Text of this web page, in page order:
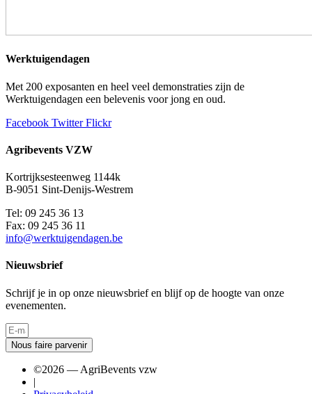
Werktuigendagen
Met 200 exposanten en heel veel demonstraties zijn de
Werktuigendagen een belevenis voor jong en oud.
Facebook Twitter Flickr
Agribevents VZW
Kortrijksesteenweg 1144k
B-9051 Sint-Denijs-Westrem
Tel: 09 245 36 13
Fax: 09 245 36 11
info@werktuigendagen.be
Nieuwsbrief
Schrijf je in op onze nieuwsbrief en blijf op de hoogte van onze
evenementen.
Nous faire parvenir
©2026 — AgriBevents vzw
|